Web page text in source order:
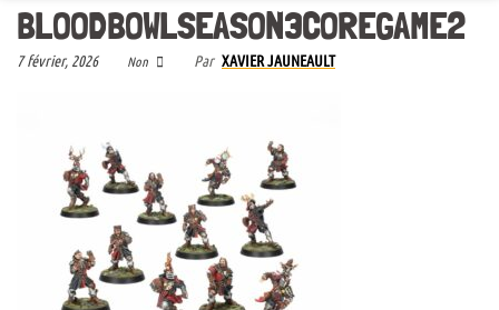
BLOODBOWLSEASON3COREGAME2
7 février, 2026 Non Par XAVIER JAUNEAULT